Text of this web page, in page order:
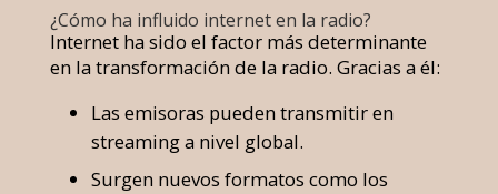
¿Cómo ha influido internet en la radio?
Internet ha sido el factor más determinante
en la transformación de la radio. Gracias a él:
Las emisoras pueden transmitir en
streaming a nivel global.
Surgen nuevos formatos como los